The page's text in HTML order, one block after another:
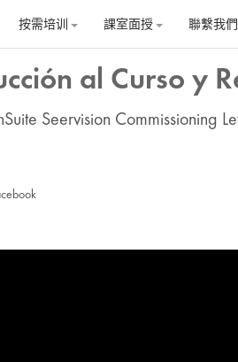
按需培训
課室面授 聯繫我們
al Curso y
Seervision Commissioning